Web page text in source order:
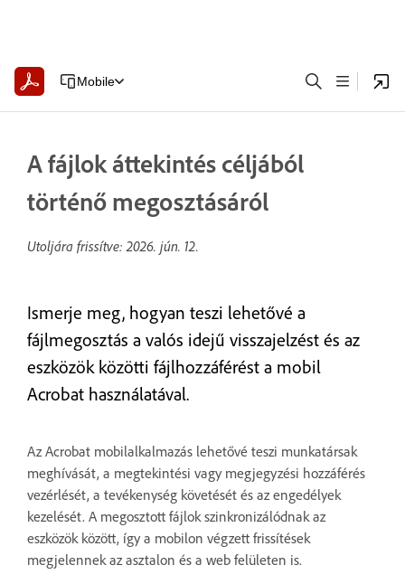
Mobile
A fájlok áttekintés céljából
történő megosztásáról
Utoljára frissítve:2026. jún. 12.
Ismerje meg, hogyan teszi lehetővé a
fájlmegosztás a valós idejű visszajelzést és az
eszközök közötti fájlhozzáférést a mobil
Acrobat használatával.
Az Acrobat mobilalkalmazás lehetővé teszi munkatársak
meghívását, a megtekintési vagy megjegyzési hozzáférés
vezérlését, a tevékenység követését és az engedélyek
kezelését. A megosztott fájlok szinkronizálódnak az
eszközök között, így a mobilon végzett frissítések
megjelennek az asztalon és a web felületen is.